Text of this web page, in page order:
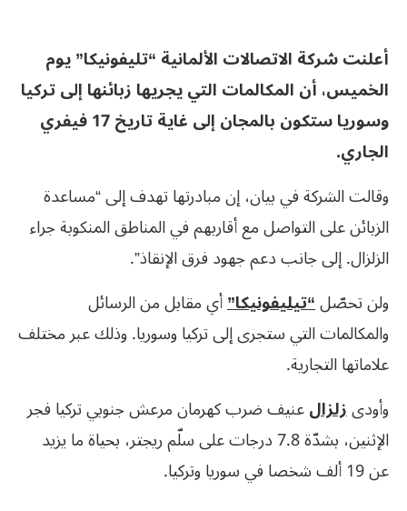
أعلنت شركة الاتصالات الألمانية “تليفونيكا” يوم
الخميس، أن المكالمات التي يجريها زبائنها إلى تركيا
وسوريا ستكون بالمجان إلى غاية تاريخ 17 فيفري
الجاري.
وقالت الشركة في بيان، إن مبادرتها تهدف إلى “مساعدة
الزبائن على التواصل مع أقاربهم في المناطق المنكوبة جراء
الزلزال. إلى جانب دعم جهود فرق الإنقاذ”.
ولن تحصّل“تيليفونيكا”أي مقابل من الرسائل
والمكالمات التي ستجرى إلى تركيا وسوريا. وذلك عبر مختلف
علاماتها التجارية.
وأودىزلزالعنيف ضرب كهرمان مرعش جنوبي تركيا فجر
الإثنين، بشدّة 7.8 درجات على سلّم ريجتر، بحياة ما يزيد
عن 19 ألف شخصا في سوريا وتركيا.